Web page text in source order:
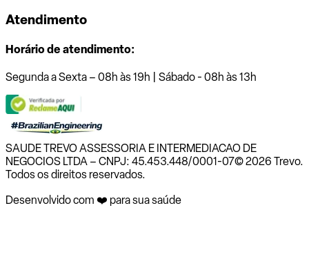
Atendimento
Horário de atendimento:
Segunda a Sexta – 08h às 19h | Sábado - 08h às 13h
SAUDE TREVO ASSESSORIA E INTERMEDIACAO DE
NEGOCIOS LTDA – CNPJ: 45.453.448/0001-07© 2026 Trevo.
Todos os direitos reservados.
Desenvolvido com ❤️ para sua saúde